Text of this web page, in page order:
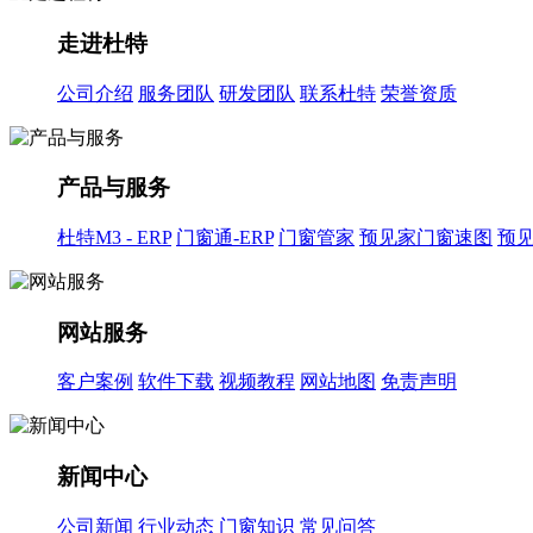
走进杜特
公司介绍 服务团队 研发团队 联系杜特 荣誉资质
产品与服务
杜特M3 - ERP 门窗通-ERP 门窗管家 预见家门窗速图 预
网站服务
客户案例 软件下载 视频教程 网站地图 免责声明
新闻中心
公司新闻 行业动态 门窗知识 常见问答